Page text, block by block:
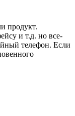
продукт.
и т.д. но все-
телефон. Если